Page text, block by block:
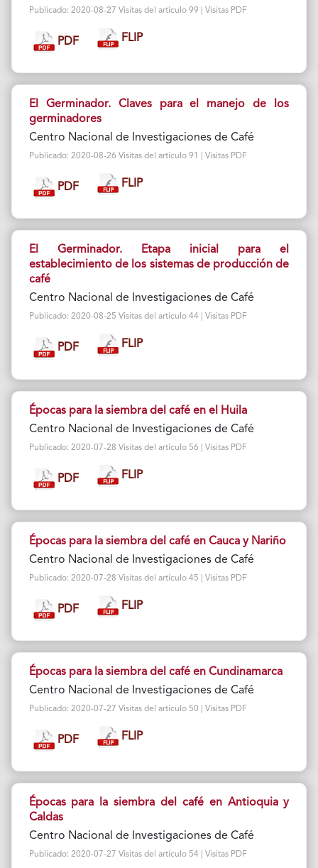
Publicado: 2020-08-27 Visitas del artículo 99 | Visitas PDF
PDF FLIP
El Germinador. Claves para el manejo de los
germinadores
Centro Nacional de Investigaciones de Café
Publicado: 2020-08-26 Visitas del artículo 91 | Visitas PDF
PDF FLIP
El Germinador. Etapa inicial para el
establecimiento de los sistemas de producción de
café
Centro Nacional de Investigaciones de Café
Publicado: 2020-08-25 Visitas del artículo 44 | Visitas PDF
PDF FLIP
Épocas para la siembra del café en el Huila
Centro Nacional de Investigaciones de Café
Publicado: 2020-07-28 Visitas del artículo 56 | Visitas PDF
PDF FLIP
Épocas para la siembra del café en Cauca y Nariño
Centro Nacional de Investigaciones de Café
Publicado: 2020-07-28 Visitas del artículo 45 | Visitas PDF
PDF FLIP
Épocas para la siembra del café en Cundinamarca
Centro Nacional de Investigaciones de Café
Publicado: 2020-07-27 Visitas del artículo 50 | Visitas PDF
PDF FLIP
Épocas para la siembra del café en Antioquia y
Caldas
Centro Nacional de Investigaciones de Café
Publicado: 2020-07-27 Visitas del artículo 54 | Visitas PDF